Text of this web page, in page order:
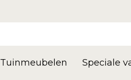
Tuinmeubelen Speciale